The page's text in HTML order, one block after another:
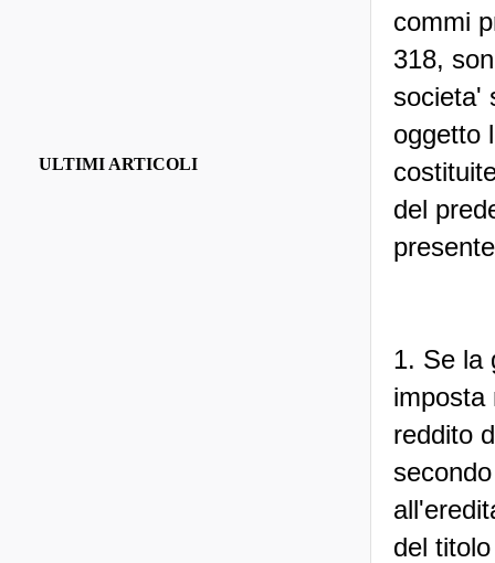
commi
318,
societa'
oggetto
del
1. Se la
imposta
reddito
del
ULTIMI ARTICOLI